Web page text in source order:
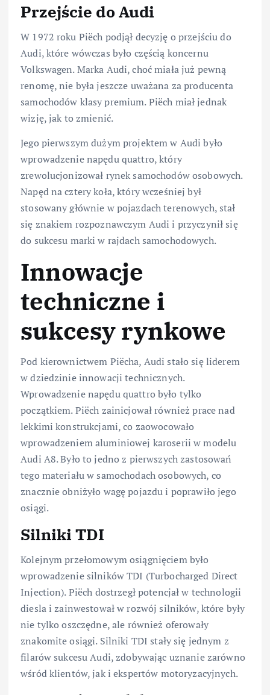
Przejście do Audi
W 1972 roku Piëch podjął decyzję o przejściu do
Audi, które wówczas było częścią koncernu
Volkswagen. Marka Audi, choć miała już pewną
renomę, nie była jeszcze uważana za producenta
samochodów klasy premium. Piëch miał jednak
wizję, jak to zmienić.
Jego pierwszym dużym projektem w Audi było
wprowadzenie napędu quattro, który
zrewolucjonizował rynek samochodów osobowych.
Napęd na cztery koła, który wcześniej był
stosowany głównie w pojazdach terenowych, stał
się znakiem rozpoznawczym Audi i przyczynił się
do sukcesu marki w rajdach samochodowych.
Innowacje
techniczne i
sukcesy rynkowe
Pod kierownictwem Piëcha, Audi stało się liderem
w dziedzinie innowacji technicznych.
Wprowadzenie napędu quattro było tylko
początkiem. Piëch zainicjował również prace nad
lekkimi konstrukcjami, co zaowocowało
wprowadzeniem aluminiowej karoserii w modelu
Audi A8. Było to jedno z pierwszych zastosowań
tego materiału w samochodach osobowych, co
znacznie obniżyło wagę pojazdu i poprawiło jego
osiągi.
Silniki TDI
Kolejnym przełomowym osiągnięciem było
wprowadzenie silników TDI (Turbocharged Direct
Injection). Piëch dostrzegł potencjał w technologii
diesla i zainwestował w rozwój silników, które były
nie tylko oszczędne, ale również oferowały
znakomite osiągi. Silniki TDI stały się jednym z
filarów sukcesu Audi, zdobywając uznanie zarówno
wśród klientów, jak i ekspertów motoryzacyjnych.